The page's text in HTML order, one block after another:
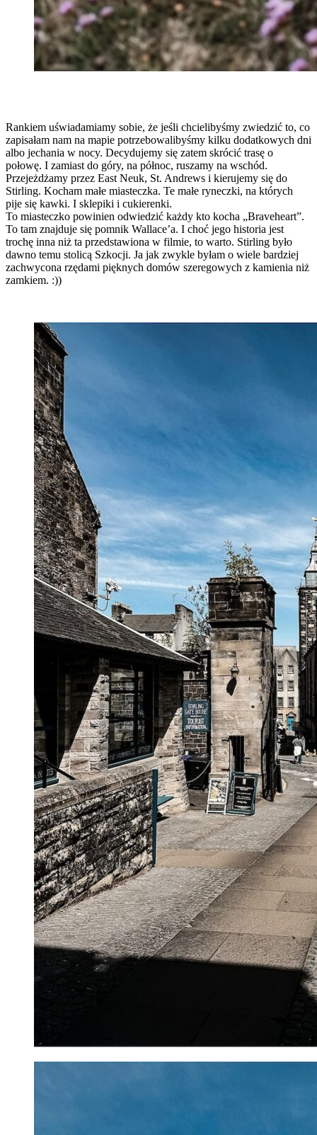
Rankiem uświadamiamy sobie, że jeśli chcielibyśmy zwiedzić to, co
zapisałam nam na mapie potrzebowalibyśmy kilku dodatkowych dni
albo jechania w nocy. Decydujemy się zatem skrócić trasę o
połowę. I zamiast do góry, na północ, ruszamy na wschód.
Przejeżdżamy przez East Neuk, St. Andrews i kierujemy się do
Stirling. Kocham małe miasteczka. Te małe ryneczki, na których
pije się kawki. I sklepiki i cukierenki.
To miasteczko powinien odwiedzić każdy kto kocha „Braveheart”.
To tam znajduje się pomnik Wallace’a. I choć jego historia jest
trochę inna niż ta przedstawiona w filmie, to warto. Stirling było
dawno temu stolicą Szkocji. Ja jak zwykle byłam o wiele bardziej
zachwycona rzędami pięknych domów szeregowych z kamienia niż
zamkiem. :))